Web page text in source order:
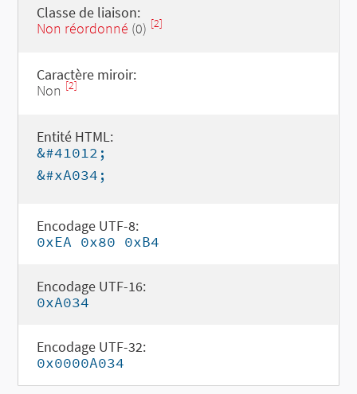
Classe de liaison:
Non réordonné (0) [2]
Caractère miroir:
Non [2]
Entité HTML:
&#41012;
&#xA034;
Encodage UTF-8:
0xEA 0x80 0xB4
Encodage UTF-16:
0xA034
Encodage UTF-32:
0x0000A034